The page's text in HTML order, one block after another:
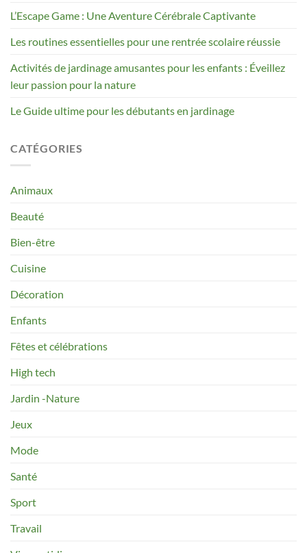
L’Escape Game : Une Aventure Cérébrale Captivante
Les routines essentielles pour une rentrée scolaire réussie
Activités de jardinage amusantes pour les enfants : Éveillez
leur passion pour la nature
Le Guide ultime pour les débutants en jardinage
CATÉGORIES
Animaux
Beauté
Bien-être
Cuisine
Décoration
Enfants
Fêtes et célébrations
High tech
Jardin -Nature
Jeux
Mode
Santé
Sport
Travail